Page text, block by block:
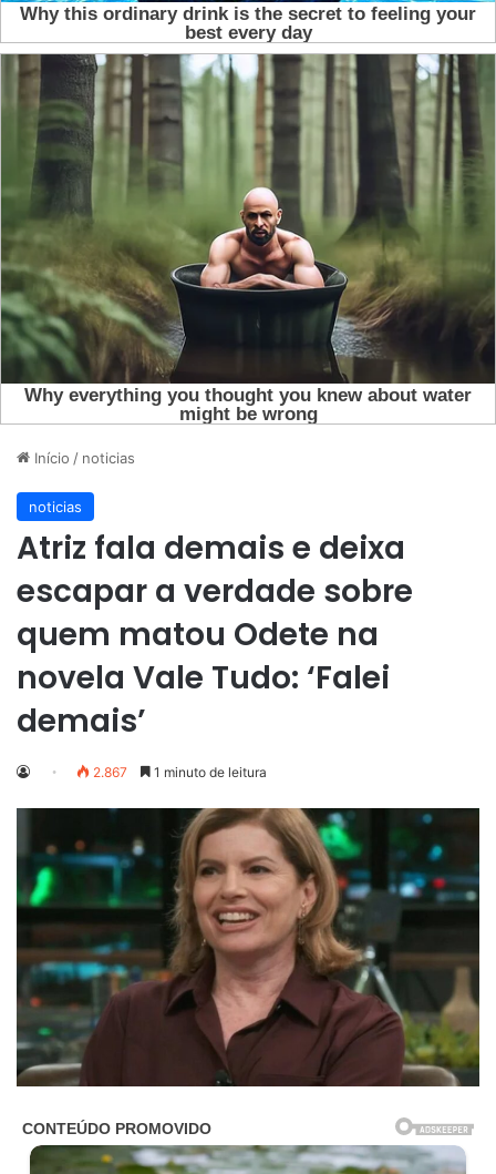
Início / noticias
noticias
Atriz fala demais e deixa
escapar a verdade sobre
quem matou Odete na
novela Vale Tudo: ‘Falei
demais’
2.867 1 minuto de leitura